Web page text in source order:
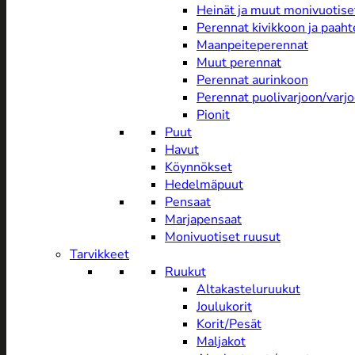
Heinät ja muut
Perennat kivikkoon ja
Maanpeiteperennat
Muut perennat
Perennat aurinkoon
Perennat puolivarjoon/
Pionit
Puut
Havut
Köynnökset
Hedelmäpuut
Pensaat
Marjapensaat
Monivuotiset ruusut
Tarvikkeet
Ruukut
Altakasteluruukut
Joulukorit
Korit/Pesät
Maljakot